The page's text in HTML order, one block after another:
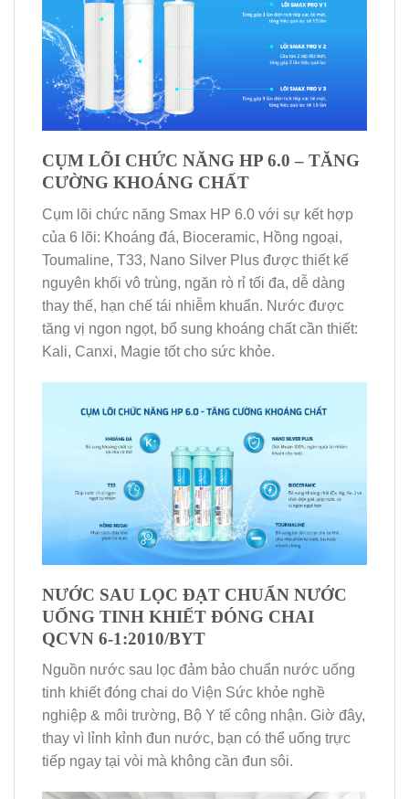
CỤM LÕI CHỨC NĂNG HP 6.0 – TĂNG
CƯỜNG KHOÁNG CHẤT
Cụm lõi chức năng Smax HP 6.0 với sự kết hợp
của 6 lõi: Khoáng đá, Bioceramic, Hồng ngoại,
Toumaline, T33, Nano Silver Plus được thiết kế
nguyên khối vô trùng, ngăn rò rỉ tối đa, dễ dàng
thay thế, hạn chế tái nhiễm khuẩn. Nước được
tăng vị ngon ngọt, bổ sung khoáng chất cần thiết:
Kali, Canxi, Magie tốt cho sức khỏe.
NƯỚC SAU LỌC ĐẠT CHUẨN NƯỚC
UỐNG TINH KHIẾT ĐÓNG CHAI
QCVN 6-1:2010/BYT
Nguồn nước sau lọc đảm bảo chuẩn nước uống
tinh khiết đóng chai do Viện Sức khỏe nghề
nghiệp & môi trường, Bộ Y tế công nhận. Giờ đây,
thay vì lỉnh kỉnh đun nước, bạn có thể uống trực
tiếp ngay tại vòi mà không cần đun sôi.